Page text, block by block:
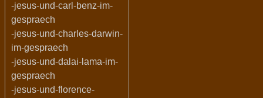
-jesus-und-carl-benz-im-
gespraech
-jesus-und-charles-darwin-
im-gespraech
-jesus-und-dalai-lama-im-
gespraech
-jesus-und-florence-